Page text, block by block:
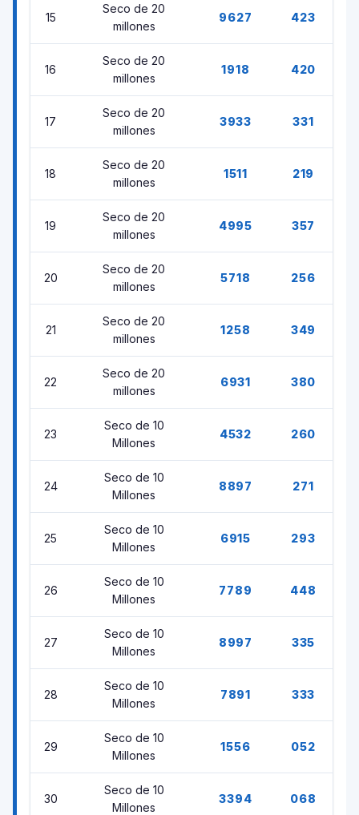
15
Seco de 20
millones
9627 423
16
Seco de 20
millones
1918 420
17
Seco de 20
millones
3933 331
18
Seco de 20
millones
1511 219
19
Seco de 20
millones
4995 357
20
Seco de 20
millones
5718 256
21
Seco de 20
millones
1258 349
22
Seco de 20
millones
6931 380
23
Seco de 10
Millones
4532 260
24
Seco de 10
Millones
8897 271
25
Seco de 10
Millones
6915 293
26
Seco de 10
Millones
7789 448
27
Seco de 10
Millones
8997 335
28
Seco de 10
Millones
7891 333
29
Seco de 10
Millones
1556 052
30
Seco de 10
Millones
3394 068